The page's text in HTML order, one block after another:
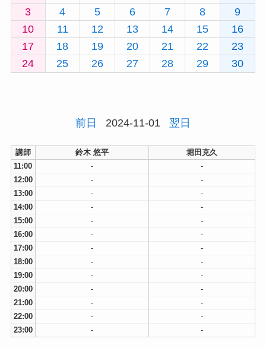
3
4 5 6 7 8
9
10
11 12 13 14 15
16
17
18 19 20 21 22
23
24
25 26 27 28 29 30
前日 2024-11-01 翌日
講師 鈴木 悠平
堀田克久
11:00
-
-
12:00
-
-
13:00
-
-
14:00
-
-
15:00
-
-
16:00
-
-
17:00
-
-
18:00
-
-
19:00
-
-
20:00
-
-
21:00
-
-
22:00
-
-
23:00
- -